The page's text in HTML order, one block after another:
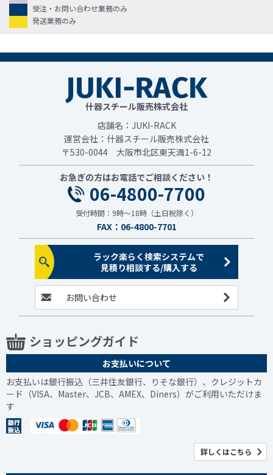
受注・お問い合わせ業務のみ
発送業務のみ
什器スチール販売株式会社
店舗名：JUKI-RACK
運営会社：什器スチール販売株式会社
〒530-0044 大阪市北区東天満1-6-12
お急ぎの方はお電話でご相談ください！
06-4800-7700
受付時間：9時～18時（土日祝除く）
FAX：06-4800-7701
ラック楽らく検索システムで
見積り相談する/購入する
お問い合わせ
ショッピングガイド
お支払いについて
お支払いは銀行振込（三井住友銀行、りそな銀行）、クレジットカ
ード（VISA、Master、JCB、AMEX、Diners）がご利用いただけま
す
詳しくはこちら